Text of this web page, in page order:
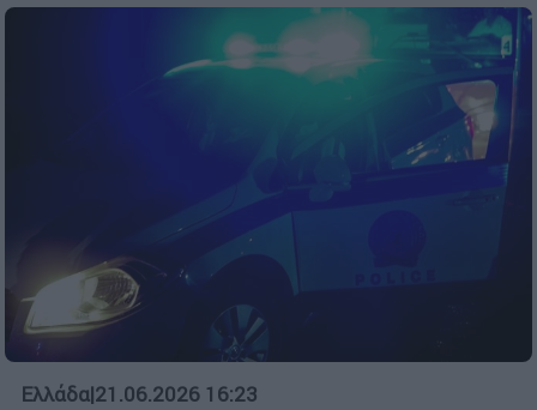
Ελλάδα|21.06.2026 16:23